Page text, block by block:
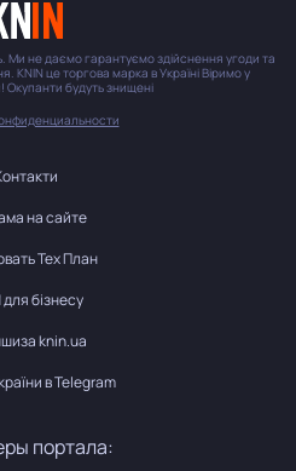
Ми не даємо гарантуємо здійснення угоди та
KNIN це торгова марка в Україні Віримо у
Окупанти будуть знищені
на сайте
Тех План
бізнесу
knin.ua
в Telegram
портала: